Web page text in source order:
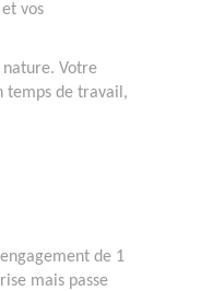
vos
Votre
temps de travail,
de 1
mais passe